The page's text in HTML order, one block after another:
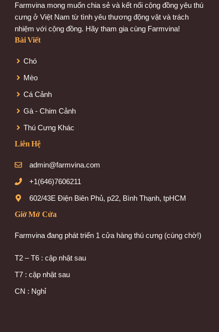
Farmvina mong muốn chia sẻ và kết nối cộng đồng yêu thú
cưng ở Việt Nam từ tình yêu thương động vật và trách
nhiệm với cộng đồng. Hãy tham gia cùng Farmvina!
Bài Viết
Chó
Mèo
Cá Cảnh
Gà - Chim Cảnh
Thú Cưng Khác
Liên Hệ
admin@farmvina.com
+1(646)7606211
602/43E Điện Biên Phủ, p22, Bình Thạnh, tpHCM
Giờ Mở Cửa
Farmvina đang phát triển 1 cửa hàng thú cưng (cùng chờ!)
T2 – T6 : cập nhật sau
T7 : cập nhật sau
CN : Nghỉ